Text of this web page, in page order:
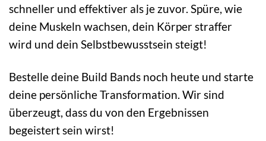
schneller und effektiver als je zuvor. Spüre, wie
deine Muskeln wachsen, dein Körper straffer
wird und dein Selbstbewusstsein steigt!
Bestelle deine Build Bands noch heute und starte
deine persönliche Transformation. Wir sind
überzeugt, dass du von den Ergebnissen
begeistert sein wirst!